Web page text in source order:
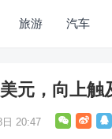
旅游 汽车
元，向上触
日 20:47